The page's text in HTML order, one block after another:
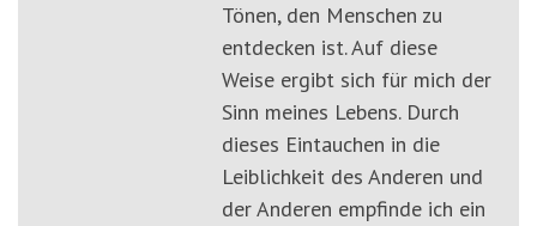
Tönen, den Menschen zu
entdecken ist. Auf diese
Weise ergibt sich für mich der
Sinn meines Lebens. Durch
dieses Eintauchen in die
Leiblichkeit des Anderen und
der Anderen empfinde ich ein